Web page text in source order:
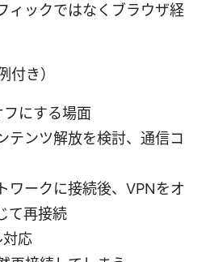
ィックではなくブラウザ経
付き）
にする場面
テンツ解放を検討、通信コ
ワークに接続後、VPNをオ
て再接続
対応